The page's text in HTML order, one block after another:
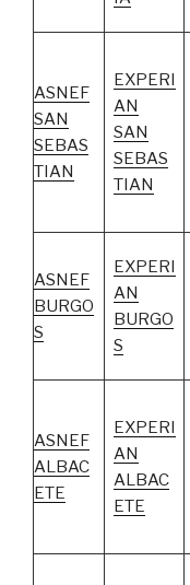
ASNEF
SAN
SEBAS
TIAN
EXPERI
AN
SAN
SEBAS
TIAN
ASNEF
BURGO
S
EXPERI
AN
BURGO
S
ASNEF
ALBAC
ETE
EXPERI
AN
ALBAC
ETE